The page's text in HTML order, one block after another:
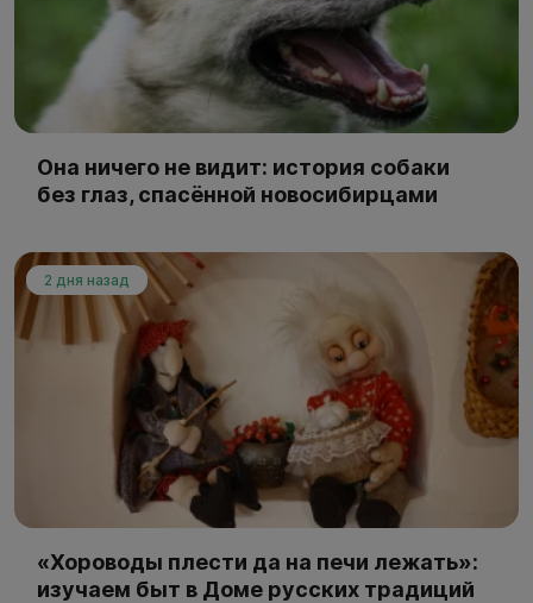
Она ничего не видит: история собаки
без глаз, спасённой новосибирцами
2 дня назад
«Хороводы плести да на печи лежать»:
изучаем быт в Доме русских традиций